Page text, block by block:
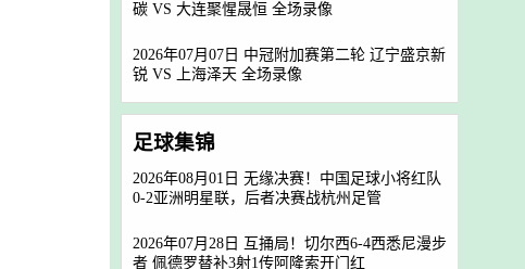
碳 VS 大连聚惺晟恒 全场录像
2026年07月07日 中冠附加赛第二轮 辽宁盛京新
锐 VS 上海泽天 全场录像
足球集锦
2026年08月01日 无缘决赛！中国足球小将红队
0-2亚洲明星联，后者决赛战杭州足管
2026年07月28日 互捅局！切尔西6-4西悉尼漫步
者 佩德罗替补3射1传阿隆索开门红